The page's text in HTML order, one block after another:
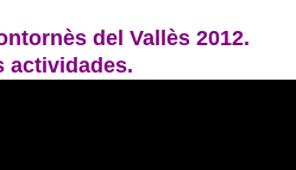
del Vallès 2012.
actividades.